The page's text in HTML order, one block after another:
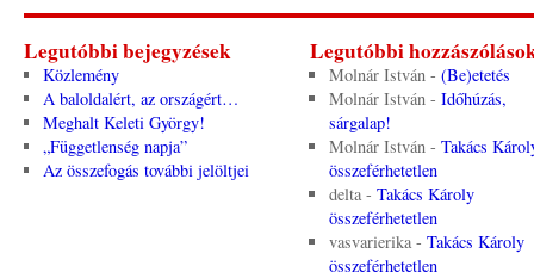
Legutóbbi bejegyzések
Közlemény
A baloldalért, az országért…
Meghalt Keleti György!
„Függetlenség napja”
Az összefogás további jelöltjei
Legutóbbi
Molnár István- (Be)etetés
Molnár István- Időhúzás,
sárgalap!
Molnár István- Takács
összeférhetetlen
delta- Takács Károly
összeférhetetlen
vasvarierika- Takács Károly
összeférhetetlen